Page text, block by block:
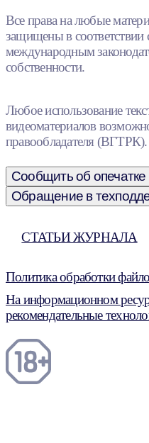
Все права на любые
защищены в соответствии
международным
собственности.
Любое использование
видеоматериалов
правообладателя (ВГТРК).
Сообщить об опечатке
Обращение в
СТАТЬИ ЖУРНАЛА
Политика обработки
На информационном
рекомендательные